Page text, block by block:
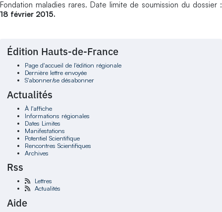
Fondation maladies rares. Date limite de soumission du dossier :
18 février 2015.
Édition Hauts-de-France
Page d'accueil de l'édition régionale
Dernière lettre envoyée
S'abonner/se désabonner
Actualités
À l'affiche
Informations régionales
Dates Limites
Manifestations
Potentiel Scientifique
Rencontres Scientifiques
Archives
Rss
Lettres
Actualités
Aide